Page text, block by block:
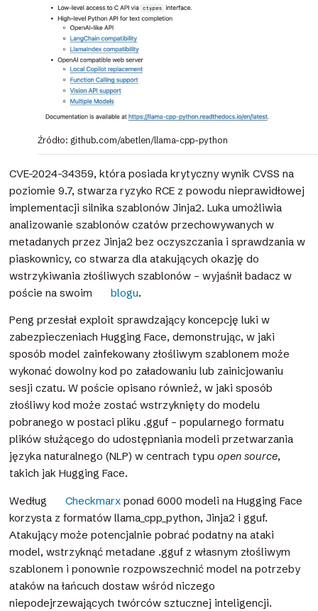
Źródło: github.com/abetlen/llama-cpp-python
CVE-2024-34359, która posiada krytyczny wynik CVSS na
poziomie 9.7, stwarza ryzyko RCE z powodu nieprawidłowej
implementacji silnika szablonów Jinja2. Luka umożliwia
analizowanie szablonów czatów przechowywanych w
metadanych przez Jinja2 bez oczyszczania i sprawdzania w
piaskownicy, co stwarza dla atakujących okazję do
wstrzykiwania złośliwych szablonów – wyjaśnił badacz w
poście na swoim
blogu.
Peng przesłał exploit sprawdzający koncepcję luki w
zabezpieczeniach Hugging Face, demonstrując, w jaki
sposób model zainfekowany złośliwym szablonem może
wykonać dowolny kod po załadowaniu lub zainicjowaniu
sesji czatu. W poście opisano również, w jaki sposób
złośliwy kod może zostać wstrzyknięty do modelu
pobranego w postaci pliku .gguf – popularnego formatu
plików służącego do udostępniania modeli przetwarzania
języka naturalnego (NLP) w centrach typuopen source,
takich jak Hugging Face.
Według Checkmarx ponad 6000 modeli na Hugging Face
korzysta z formatów llama_cpp_python, Jinja2 i gguf.
Atakujący może potencjalnie pobrać podatny na ataki
model, wstrzyknąć metadane .gguf z własnym złośliwym
szablonem i ponownie rozpowszechnić model na potrzeby
ataków na łańcuch dostaw wśród niczego
niepodejrzewających twórców sztucznej inteligencji.